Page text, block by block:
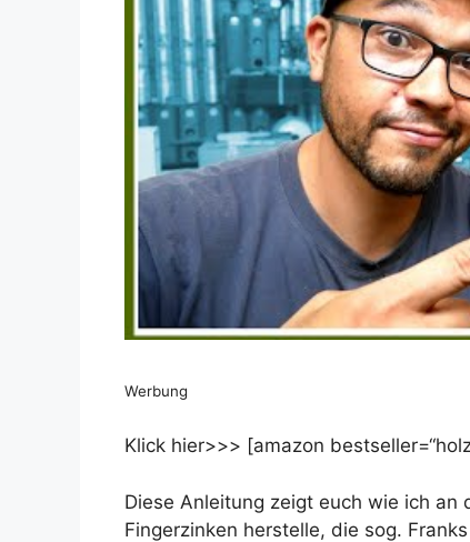
Werbung
Klick hier>>> [amazon
Diese Anleitung zeigt euch wie ich
Fingerzinken herstelle, die sog.